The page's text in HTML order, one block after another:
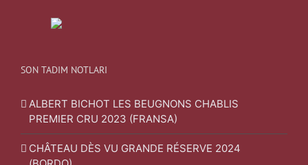
SON TADIM NOTLARI
ALBERT BICHOT LES BEUGNONS CHABLIS
PREMIER CRU 2023 (FRANSA)
CHÂTEAU DÈS VU GRANDE RÉSERVE 2024